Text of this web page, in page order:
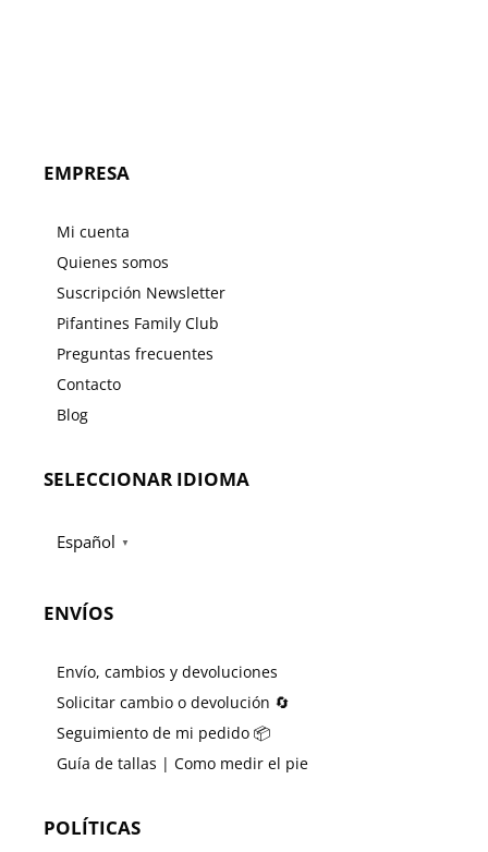
EMPRESA
Mi cuenta
Quienes somos
Suscripción Newsletter
Pifantines Family Club
Preguntas frecuentes
Contacto
Blog
SELECCIONAR IDIOMA
Español ▼
ENVÍOS
Envío, cambios y devoluciones
Solicitar cambio o devolución 🔄
Seguimiento de mi pedido 📦
Guía de tallas | Como medir el pie
POLÍTICAS